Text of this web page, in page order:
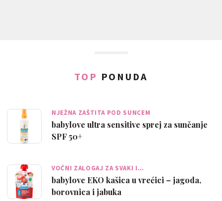
TOP PONUDA
NJEŽNA ZAŠTITA POD SUNCEM
babylove ultra sensitive sprej za sunčanje
SPF 50+
VOĆNI ZALOGAJ ZA SVAKI I…
babylove EKO kašica u vrećici – jagoda,
borovnica i jabuka